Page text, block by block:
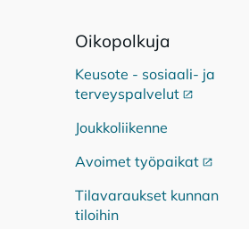
Oi­ko­pol­ku­ja
Keusote - sosiaali- ja
terveyspalvelutUlkoinen
Joukkoliikenne
Avoimet työpaikat
Tilavaraukset kunnan
tiloihin